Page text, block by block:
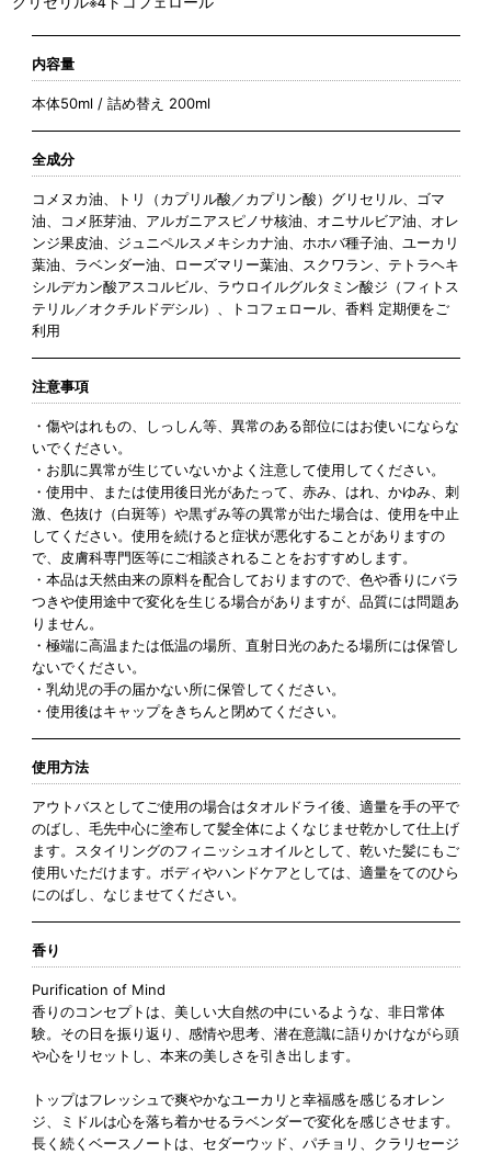
内容量
本体50ml / 詰め替え 200ml
全成分
コメヌカ油、トリ（カプリル酸／カプリン酸）グリセリル、ゴマ
油、コメ胚芽油、アルガニアスピノサ核油、オニサルビア油、オレ
ンジ果皮油、ジュニペルスメキシカナ油、ホホバ種子油、ユーカリ
葉油、ラベンダー油、ローズマリー葉油、スクワラン、テトラヘキ
シルデカン酸アスコルビル、ラウロイルグルタミン酸ジ（フィトス
テリル／オクチルドデシル）、トコフェロール、香料 定期便をご
利用
注意事項
・傷やはれもの、しっしん等、異常のある部位にはお使いにならな
いでください。
・お肌に異常が生じていないかよく注意して使用してください。
・使用中、または使用後日光があたって、赤み、はれ、かゆみ、刺
激、色抜け（白斑等）や黒ずみ等の異常が出た場合は、使用を中止
してください。使用を続けると症状が悪化することがありますの
で、皮膚科専門医等にご相談されることをおすすめします。
・本品は天然由来の原料を配合しておりますので、色や香りにバラ
つきや使用途中で変化を生じる場合がありますが、品質には問題あ
りません。
・極端に高温または低温の場所、直射日光のあたる場所には保管し
ないでください。
・乳幼児の手の届かない所に保管してください。
・使用後はキャップをきちんと閉めてください。
使用方法
アウトバスとしてご使用の場合はタオルドライ後、適量を手の平で
のばし、毛先中心に塗布して髪全体によくなじませ乾かして仕上げ
ます。スタイリングのフィニッシュオイルとして、乾いた髪にもご
使用いただけます。ボディやハンドケアとしては、適量をてのひら
にのばし、なじませてください。
香り
Purification of Mind
香りのコンセプトは、美しい大自然の中にいるような、非日常体
験。その日を振り返り、感情や思考、潜在意識に語りかけながら頭
や心をリセットし、本来の美しさを引き出します。
トップはフレッシュで爽やかなユーカリと幸福感を感じるオレン
ジ、ミドルは心を落ち着かせるラベンダーで変化を感じさせます。
長く続くベースノートは、セダーウッド、パチョリ、クラリセージ